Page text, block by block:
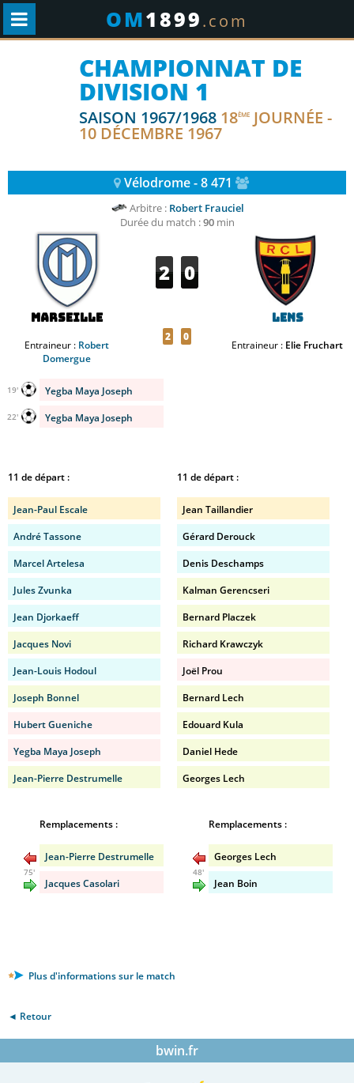
OM1899.com
CHAMPIONNAT DE
DIVISION 1
SAISON 1967/1968 18ÈME JOURNÉE -
10 DÉCEMBRE 1967
Vélodrome - 8 471
Arbitre : Robert Frauciel
Durée du match :90min
Marseille
Entraineur : Robert
Domergue
2 0
2 0
Lens
Entraineur : Elie Fruchart
Yegba Maya Joseph
19'
Yegba Maya Joseph
22'
11 de départ :
Jean-Paul Escale
André Tassone
Marcel Artelesa
Jules Zvunka
Jean Djorkaeff
Jacques Novi
Jean-Louis Hodoul
Joseph Bonnel
Hubert Gueniche
Yegba Maya Joseph
Jean-Pierre Destrumelle
11 de départ :
Jean Taillandier
Gérard Derouck
Denis Deschamps
Kalman Gerencseri
Bernard Placzek
Richard Krawczyk
Joël Prou
Bernard Lech
Edouard Kula
Daniel Hede
Georges Lech
Remplacements :
Jean-Pierre Destrumelle
75'
Jacques Casolari
Remplacements :
Georges Lech
48'
Jean Boin
Plus d'informations sur le match
◄ Retour
bwin.fr